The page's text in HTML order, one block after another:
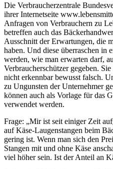
Die Verbraucherzentrale
ihrer Internetseite
Anfragen von Verbrauchern zu
betreffen auch das
Ausschnitt der Erwartungen, die
haben. Und diese überraschen
werden, wie man erwarten darf,
Verbraucherschützer gegeben.
nicht erkennbar bewusst falsch.
zu Ungunsten der Unternehmer
können auch als Vorlage für das
verwendet werden.
Frage: „Mir ist seit einiger Zeit
auf Käse-Laugenstangen beim
gering ist. Wenn man sich den
Stangen mit und ohne Käse
viel höher sein. Ist der Anteil an